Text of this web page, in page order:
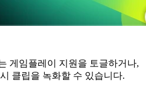
게임플레이 지원을 토글하거나,
클립을 녹화할 수 있습니다.